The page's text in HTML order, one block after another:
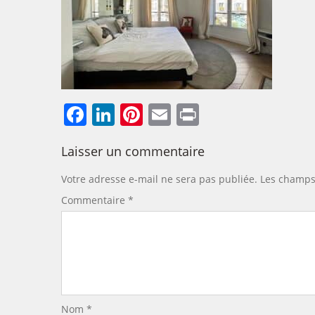
Facebook
LinkedIn
Pinterest
Email
Laisser un commentaire
Votre adresse e-mail ne sera pas publiée. Les
Commentaire *
Nom *